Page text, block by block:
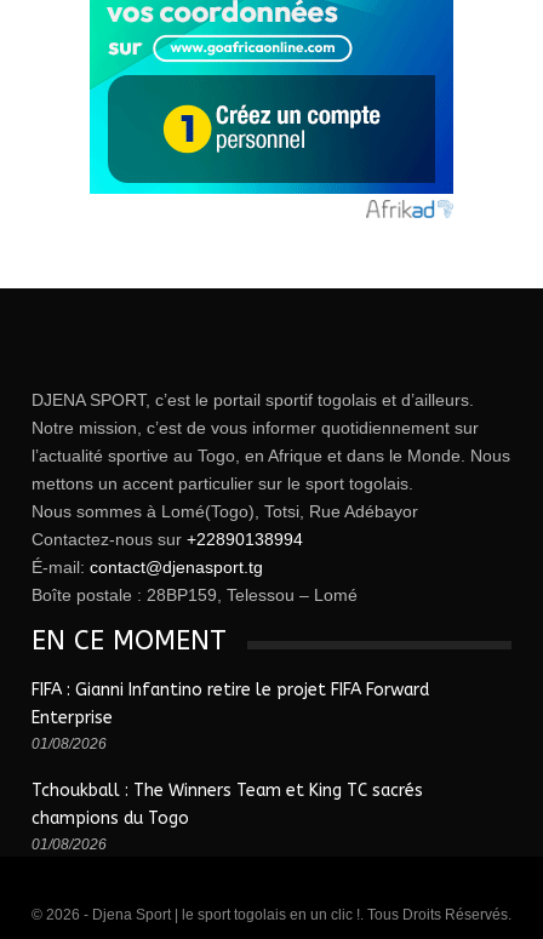
DJENA SPORT, c’est le portail sportif togolais et d’ailleurs.
Notre mission, c’est de vous informer quotidiennement sur
l’actualité sportive au Togo, en Afrique et dans le Monde. Nous
mettons un accent particulier sur le sport togolais.
Nous sommes à Lomé(Togo), Totsi, Rue Adébayor
Contactez-nous sur +22890138994
É-mail: contact@djenasport.tg
Boîte postale : 28BP159, Telessou – Lomé
EN CE MOMENT
FIFA : Gianni Infantino retire le projet FIFA Forward
Enterprise
01/08/2026
Tchoukball : The Winners Team et King TC sacrés
champions du Togo
01/08/2026
© 2026 - Djena Sport | le sport togolais en un clic !. Tous Droits Réservés.